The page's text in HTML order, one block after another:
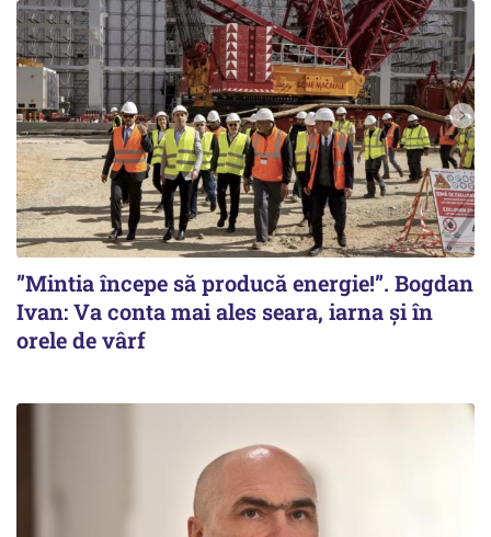
”Mintia începe să producă energie!”. Bogdan
Ivan: Va conta mai ales seara, iarna și în
orele de vârf